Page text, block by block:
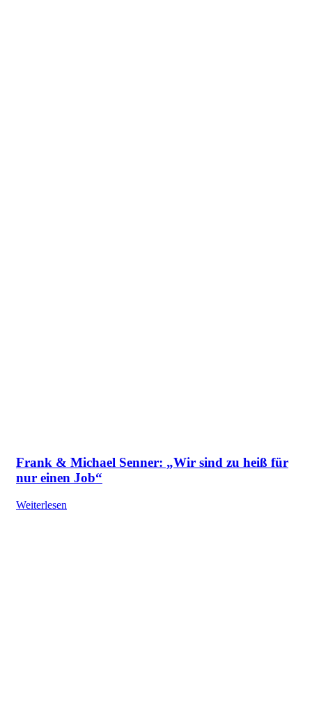
Frank & Michael Senner: „Wir sind zu heiß für
nur einen Job“
Weiterlesen